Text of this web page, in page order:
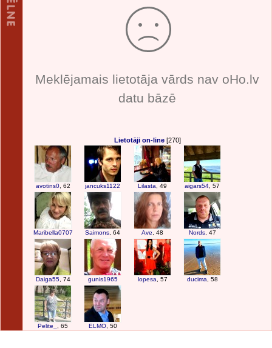
Meklējamais lietotāja vārds nav oHo.lv
datu bāzē
Lietotāji on-line[270]
avotins0, 62 jancuks1122 Lilasta , 49 aigars54 , 57
Maribella0707 Saimons , 64 Ave , 48 Nords, 47
Daiga55, 74 gunis1965 lopesa , 57 ducima , 58
Pelite_ , 65 ELMO, 50